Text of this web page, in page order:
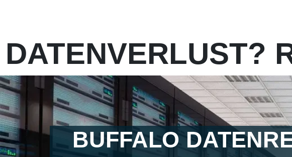
DATENVERLUST?
BUFFALO